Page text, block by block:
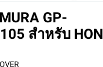
GP-
สำหรับ